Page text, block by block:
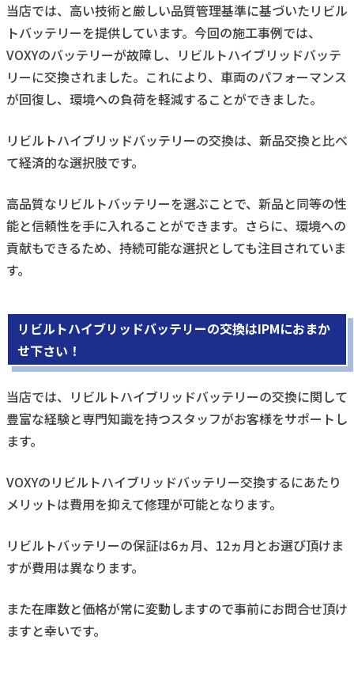
当店では、高い技術と厳しい品質管理基準に基づいたリビル
トバッテリーを提供しています。今回の施工事例では、
VOXYのバッテリーが故障し、リビルトハイブリッドバッテ
リーに交換されました。これにより、車両のパフォーマンス
が回復し、環境への負荷を軽減することができました。
リビルトハイブリッドバッテリーの交換は、新品交換と比べ
て経済的な選択肢です。
高品質なリビルトバッテリーを選ぶことで、新品と同等の性
能と信頼性を手に入れることができます。さらに、環境への
貢献もできるため、持続可能な選択としても注目されていま
す。
リビルトハイブリッドバッテリーの交換はIPMにおまか
せ下さい！
当店では、リビルトハイブリッドバッテリーの交換に関して
豊富な経験と専門知識を持つスタッフがお客様をサポートし
ます。
VOXYのリビルトハイブリッドバッテリー交換するにあたり
メリットは費用を抑えて修理が可能となります。
リビルトバッテリーの保証は6ヵ月、12ヵ月とお選び頂けま
すが費用は異なります。
また在庫数と価格が常に変動しますので事前にお問合せ頂け
ますと幸いです。